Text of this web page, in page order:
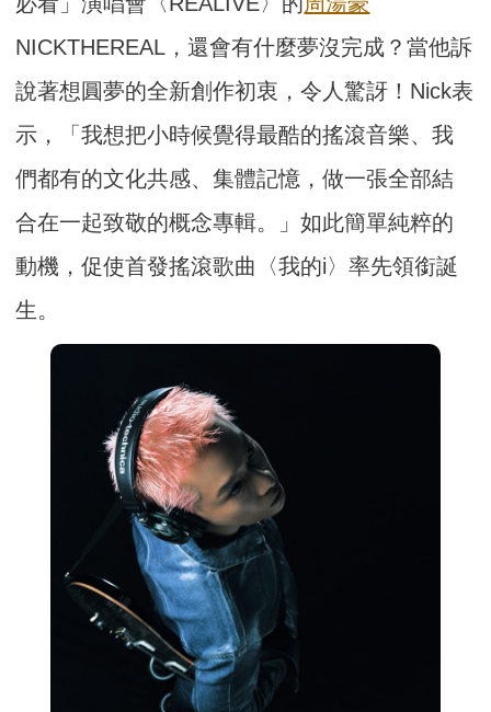
NICKTHEREAL，還會有什麼夢沒完成？當他訴
說著想圓夢的全新創作初衷，令人驚訝！Nick表
示，「我想把小時候覺得最酷的搖滾音樂、我
們都有的文化共感、集體記憶，做一張全部結
合在一起致敬的概念專輯。」如此簡單純粹的
動機，促使首發搖滾歌曲〈我的i〉率先領銜誕
生。